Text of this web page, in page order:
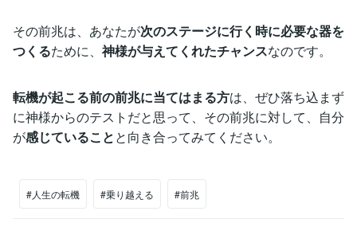
その前兆は、あなたが次のステージに行く時に必要な器を
つくるために、 神様が与えてくれたチャンスなのです。
転機が起こる前の前兆に当てはまる方は、ぜひ落ち込まず
に神様からのテストだと思って、その前兆に対して、自分
が感じていることと向き合ってみてください。
#人生の転機 #乗り越える #前兆